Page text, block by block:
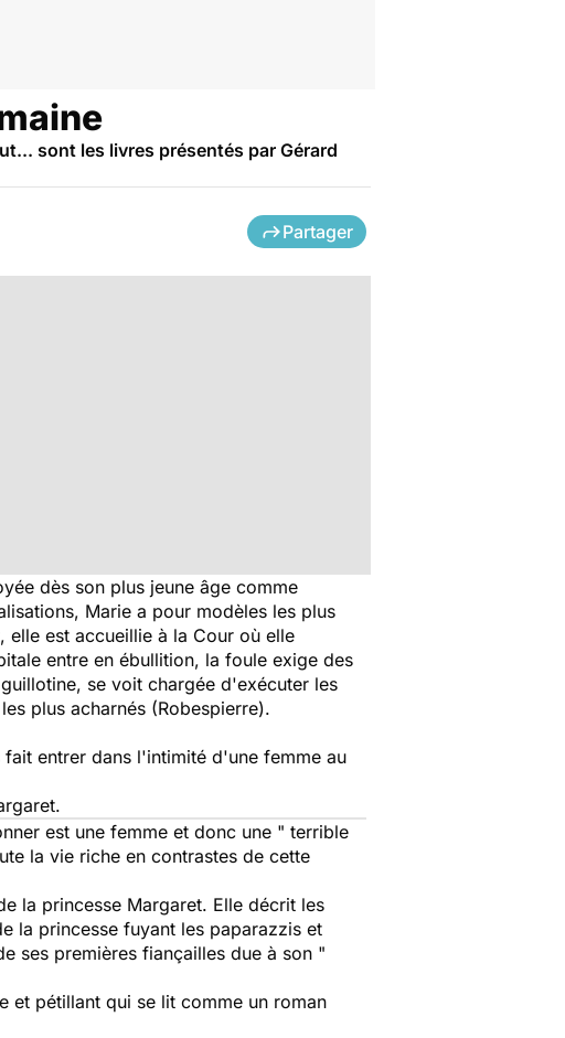
sont les livres présentés par Gérard
Partager
dès son plus jeune âge comme
Marie a pour modèles les plus
elle est accueillie à la Cour où elle
entre en ébullition, la foule exige des
se voit chargée d'exécuter les
plus acharnés (Robespierre).
entrer dans l'intimité d'une femme au
est une femme et donc une " terrible
la vie riche en contrastes de cette
la princesse Margaret. Elle décrit les
la princesse fuyant les paparazzis et
ses premières fiançailles due à son "
et pétillant qui se lit comme un roman